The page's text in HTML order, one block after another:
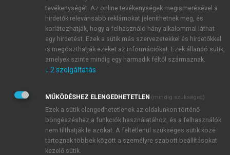
JELSZÓ ÚJRA
Kérek értesítést a MeRSZ újdonságairól, akcióiról.
Kérek értesítést az Akadémiai Kiadó Zrt. újdonságairól,
Adatkezelési tájékoztatóbanfoglaltakat tudomásul
veszem és elfogadom.
Általános vásárlási feltételeket, valamint a szotar.netés a
mersz.huoldalak licencszerződéseiben foglaltakat
tudomásul veszem és elfogadom.
tevékenységét. Az online tevékenységek megismerésével a
hirdetők relevánsabb reklámokat jeleníthetnek meg, és
korlátozhatják, hogy a felhasználó hány alkalommal láthat
egy hirdetést. Ezek a sütik más szervezetekkel és hirdetőkkel
is megoszthatják ezeket az információkat. Ezek állandó sütik,
amelyek szinte mindig egy harmadik féltől származnak.
↓ 2 szolgáltatás
MŰKÖDÉSHEZ ELENGEDHETETLEN (mindig szükséges)
Ezek a sütik elengedhetetlenek az oldalunkon történő
böngészéshez,a funkciók használatához, és a felhasználók
nem tilthatják le azokat. A feltétlenül szükséges sütik közé
tartoznak többek között a személyre szabott beállításokat
kezelő sütik.